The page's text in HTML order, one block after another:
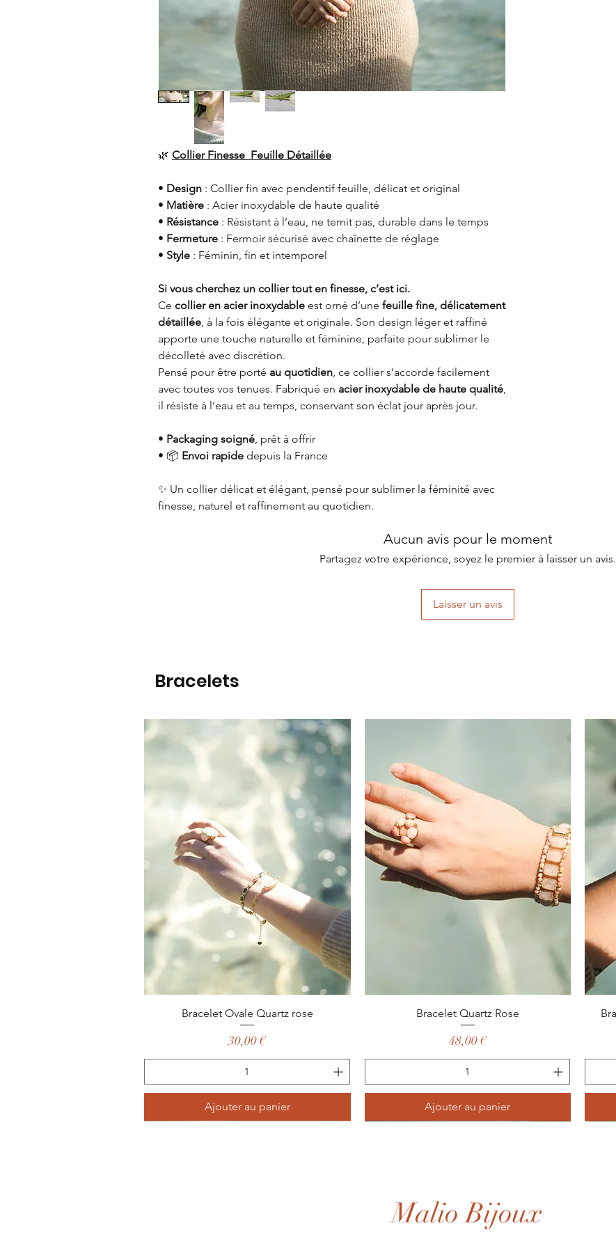
🌿 Collier Finesse Feuille Détaillée
• Design : Collier fin avec pendentif feuille, délicat et original
• Matière : Acier inoxydable de haute qualité
• Résistance : Résistant à l’eau, ne ternit pas, durable dans le temps
• Fermeture : Fermoir sécurisé avec chaînette de réglage
• Style : Féminin, fin et intemporel
Si vous cherchez un collier tout en finesse, c’est ici.
Ce collier en acier inoxydable est orné d’une feuille fine, délicatement
détaillée, à la fois élégante et originale. Son design léger et raffiné
apporte une touche naturelle et féminine, parfaite pour sublimer le
décolleté avec discrétion.
Pensé pour être porté au quotidien, ce collier s’accorde facilement
avec toutes vos tenues. Fabriqué en acier inoxydable de haute qualité,
il résiste à l’eau et au temps, conservant son éclat jour après jour.
• Packaging soigné, prêt à offrir
• 📦 Envoi rapide depuis la France
✨ Un collier délicat et élégant, pensé pour sublimer la féminité avec
finesse, naturel et raffinement au quotidien.
Aucun avis pour le moment
Partagez votre expérience, soyez le premier à laisser un avis.
Laisser un avis
Bracelets
Aperçu rapide
Bracelet Ovale Quartz rose
Prix
30,00 €
Ajouter au panier
Aperçu rapide
Bracelet Quartz Rose
Prix
48,00 €
Ajouter au panier
Malio Bijoux